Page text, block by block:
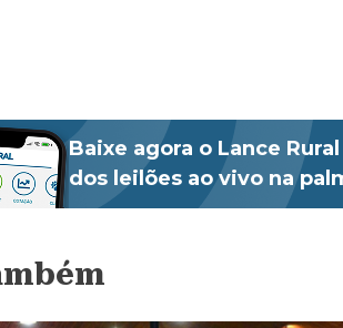
Baixe agora o Lance
dos leilões ao vivo na